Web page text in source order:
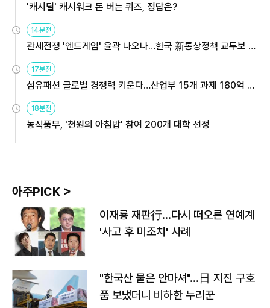
'캐시딜' 캐시워크 돈 버는 퀴즈, 정답은?
14분전
관세전쟁 '엔드게임' 윤곽 나오나…한국 新통상정책 교두보 활
용해야
17분전
섬유패션 글로벌 경쟁력 키운다…산업부 15개 과제 180억 지
원
18분전
농식품부, '천원의 아침밥' 참여 200개 대학 선정
아주PICK >
이재룡 재판行…다시 떠오른 연예계
'사고 후 미조치' 사례
"한국산 물은 안마셔"…日 지진 구호
품 보냈더니 비하한 누리꾼